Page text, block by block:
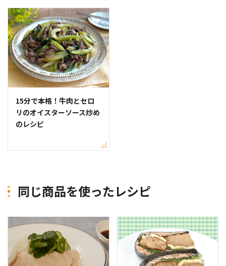
15分で本格！牛肉とセロ
リのオイスターソース炒め
のレシピ
同じ商品を使ったレシピ